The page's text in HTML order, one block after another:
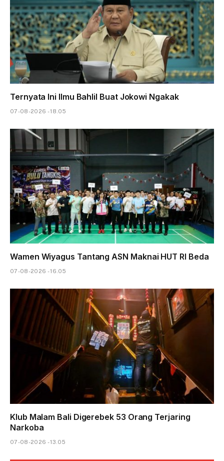
Ternyata Ini Ilmu Bahlil Buat Jokowi Ngakak
07-08-2026 - 18.05
Wamen Wiyagus Tantang ASN Maknai HUT RI Beda
07-08-2026 - 16.05
Klub Malam Bali Digerebek 53 Orang Terjaring
Narkoba
07-08-2026 - 13.05